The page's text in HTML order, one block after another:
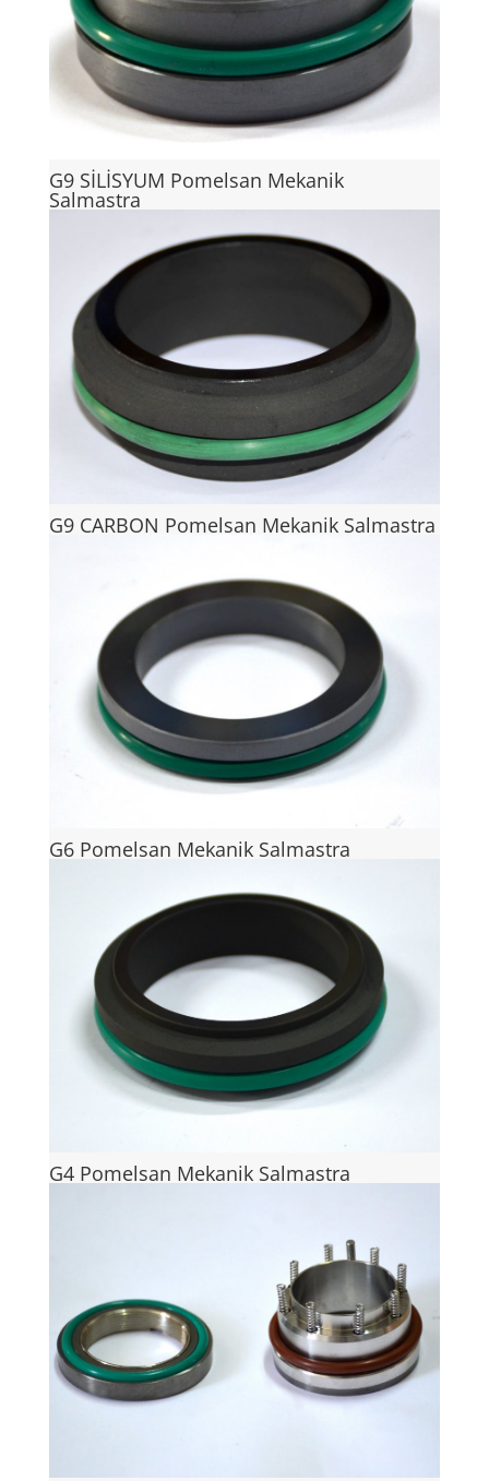
G9 SİLİSYUM Pomelsan Mekanik
Salmastra
G9 CARBON Pomelsan Mekanik Salmastra
G6 Pomelsan Mekanik Salmastra
G4 Pomelsan Mekanik Salmastra